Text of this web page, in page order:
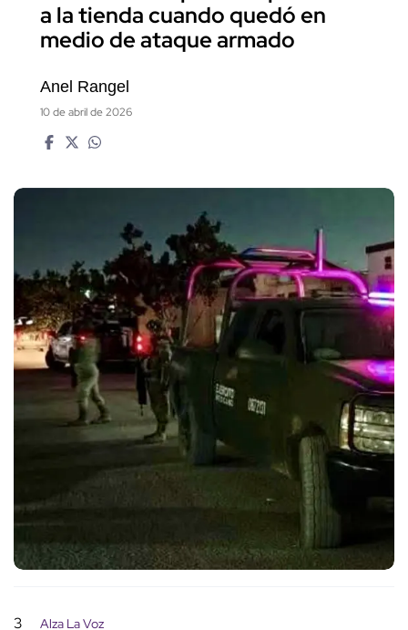
a la tienda cuando quedó en
medio de ataque armado
Anel Rangel
10 de abril de 2026
3 Alza La Voz